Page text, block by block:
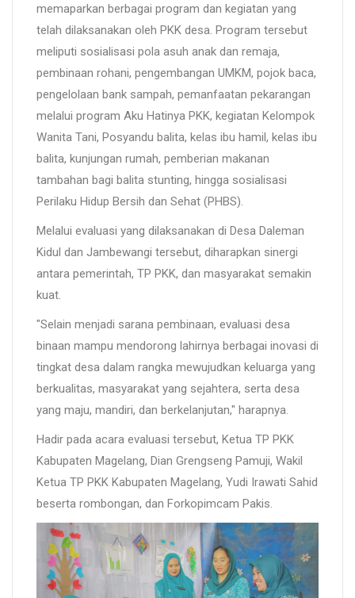
memaparkan berbagai program dan kegiatan yang
telah dilaksanakan oleh PKK desa. Program tersebut
meliputi sosialisasi pola asuh anak dan remaja,
pembinaan rohani, pengembangan UMKM, pojok baca,
pengelolaan bank sampah, pemanfaatan pekarangan
melalui program Aku Hatinya PKK, kegiatan Kelompok
Wanita Tani, Posyandu balita, kelas ibu hamil, kelas ibu
balita, kunjungan rumah, pemberian makanan
tambahan bagi balita stunting, hingga sosialisasi
Perilaku Hidup Bersih dan Sehat (PHBS).
Melalui evaluasi yang dilaksanakan di Desa Daleman
Kidul dan Jambewangi tersebut, diharapkan sinergi
antara pemerintah, TP PKK, dan masyarakat semakin
kuat.
"Selain menjadi sarana pembinaan, evaluasi desa
binaan mampu mendorong lahirnya berbagai inovasi di
tingkat desa dalam rangka mewujudkan keluarga yang
berkualitas, masyarakat yang sejahtera, serta desa
yang maju, mandiri, dan berkelanjutan," harapnya.
Hadir pada acara evaluasi tersebut, Ketua TP PKK
Kabupaten Magelang, Dian Grengseng Pamuji, Wakil
Ketua TP PKK Kabupaten Magelang, Yudi Irawati Sahid
beserta rombongan, dan Forkopimcam Pakis.